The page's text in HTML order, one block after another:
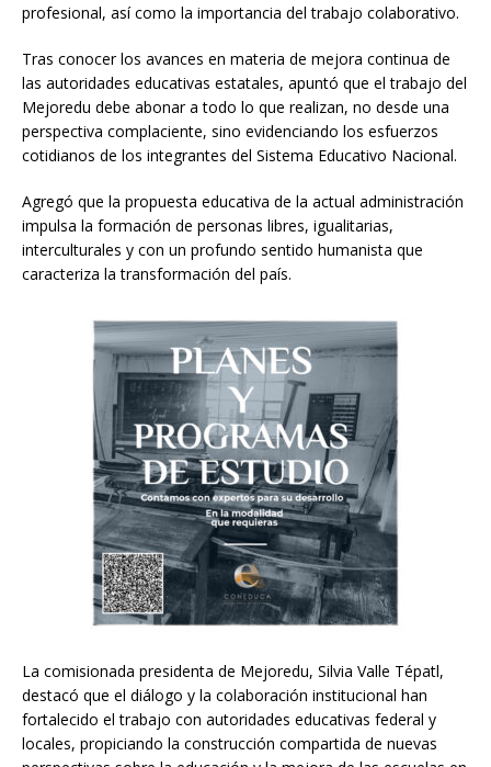
profesional, así como la importancia del trabajo colaborativo.
Tras conocer los avances en materia de mejora continua de
las autoridades educativas estatales, apuntó que el trabajo del
Mejoredu debe abonar a todo lo que realizan, no desde una
perspectiva complaciente, sino evidenciando los esfuerzos
cotidianos de los integrantes del Sistema Educativo Nacional.
Agregó que la propuesta educativa de la actual administración
impulsa la formación de personas libres, igualitarias,
interculturales y con un profundo sentido humanista que
caracteriza la transformación del país.
La comisionada presidenta de Mejoredu, Silvia Valle Tépatl,
destacó que el diálogo y la colaboración institucional han
fortalecido el trabajo con autoridades educativas federal y
locales, propiciando la construcción compartida de nuevas